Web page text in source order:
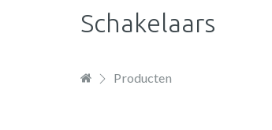
Schakelaars
Producten